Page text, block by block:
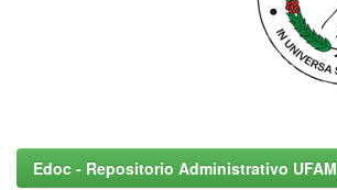
Edoc - Repositorio Administrativo UFAM